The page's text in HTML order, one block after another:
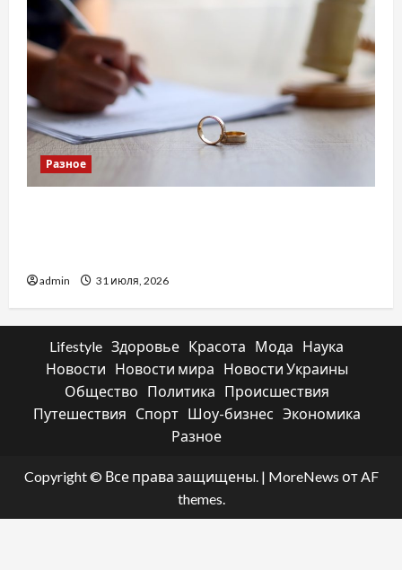
Разное
admin 31 июля, 2026
Lifestyle Здоровье Красота Мода
Наука
Новости
Новости мира
Новости Украины
Общество
Политика
Происшествия
Путешествия
Спорт Шоу-бизнес Экономика
Разное
Copyright © Все права защищены. | MoreNews от AF
themes.